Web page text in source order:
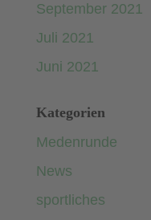
September 2021
Juli 2021
Juni 2021
Kategorien
Medenrunde
News
sportliches